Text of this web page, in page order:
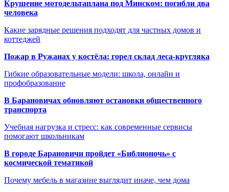
Крушение мотодельтаплана под Минском: погибли два
человека
Какие зарядные решения подходят для частных домов и
коттеджей
Пожар в Ружанах у костёла: горел склад леса-кругляка
Гибкие образовательные модели: школа, онлайн и
профобразование
В Барановичах обновляют остановки общественного
транспорта
Учебная нагрузка и стресс: как современные сервисы
помогают школьникам
В городе Барановичи пройдет «Библионочь» с
космической тематикой
Почему мебель в магазине выглядит иначе, чем дома